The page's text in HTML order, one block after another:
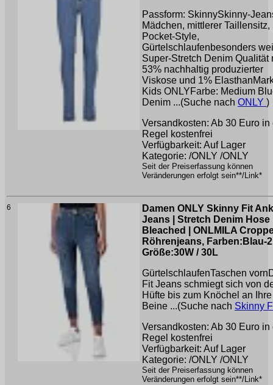
Passform: SkinnySkinny-
Mädchen, mittlerer Taillensitz,
Pocket-Style,
Gürtelschlaufenbesonders
Super-Stretch Denim Qualität
53% nachhaltig produzierter
Viskose und 1%
Kids ONLYFarbe: Medium
Denim ...(Suche nach ONLY )
Versandkosten: Ab 30 Euro in
Regel kostenfrei
Verfügbarkeit: Auf Lager
Kategorie: /ONLY /ONLY
Seit der Preiserfassung können
Veränderungen erfolgt sein**/Link*
6
Damen ONLY Skinny Fit
Jeans | Stretch Denim Hose
Bleached | ONLMILA
Röhrenjeans, Farben:Blau-
Größe:30W / 30L
GürtelschlaufenTaschen
Fit Jeans schmiegt sich von
Hüfte bis zum Knöchel an Ihre
Beine ...(Suche nach Skinny
Versandkosten: Ab 30 Euro in
Regel kostenfrei
Verfügbarkeit: Auf Lager
Kategorie: /ONLY /ONLY
Seit der Preiserfassung können
Veränderungen erfolgt sein**/Link*